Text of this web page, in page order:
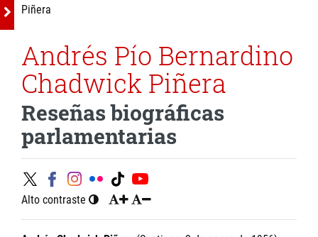
Piñera
Andrés Pío Bernardino
Chadwick Piñera
Reseñas biográficas
parlamentarias
Alto contraste